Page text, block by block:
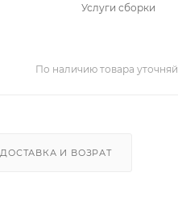
Услуги сборки
По наличию товара
ДОСТАВКА И ВОЗРАТ